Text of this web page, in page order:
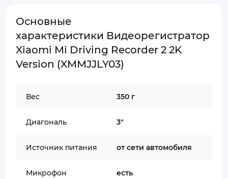
Основные
характеристики Видеорегистратор
Xiaomi Mi Driving Recorder 2 2K
Version (XMMJJLY03)
Вес 350 г
Диагональ 3"
Источник питания от сети автомобиля
Микрофон есть